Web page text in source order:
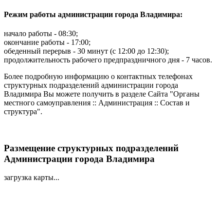
Режим работы администрации города Владимира:
начало работы - 08:30;
окончание работы - 17:00;
обеденный перерыв - 30 минут (с 12:00 до 12:30);
продолжительность рабочего предпраздничного дня - 7 часов.
Более подробную информацию о контактных телефонах
структурных подразделений администрации города
Владимира Вы можете получить в разделе Сайта "Органы
местного самоуправления :: Администрация :: Состав и
структура".
Размещение структурных подразделений
Администрации города Владимира
загрузка карты...